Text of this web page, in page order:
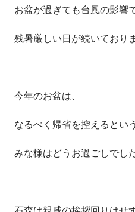
お盆が過ぎても台風の影響で
残暑厳しい日が続いておりま
今年のお盆は、
なるべく帰省を控えるとい
みな様はどうお過ごしでし